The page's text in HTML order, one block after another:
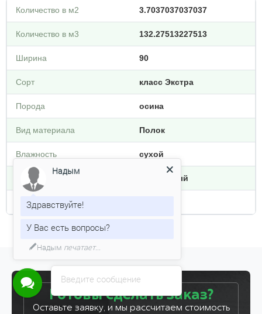
Количество в м2 3.7037037037037
Количество в м3 132.27513227513
Ширина 90
Сорт класс Экстра
Порода осина
Вид материала Полок
Влажность сухой
Тип обработки строганный
Плотность кг/м3
Готовы сделать заказ?
Оставьте заявку, и мы рассчитаем стоимость
Введите сообщение